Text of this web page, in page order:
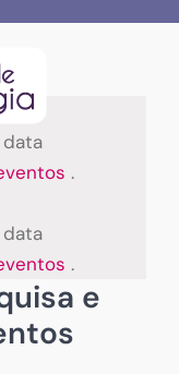
data
.
data
.
e